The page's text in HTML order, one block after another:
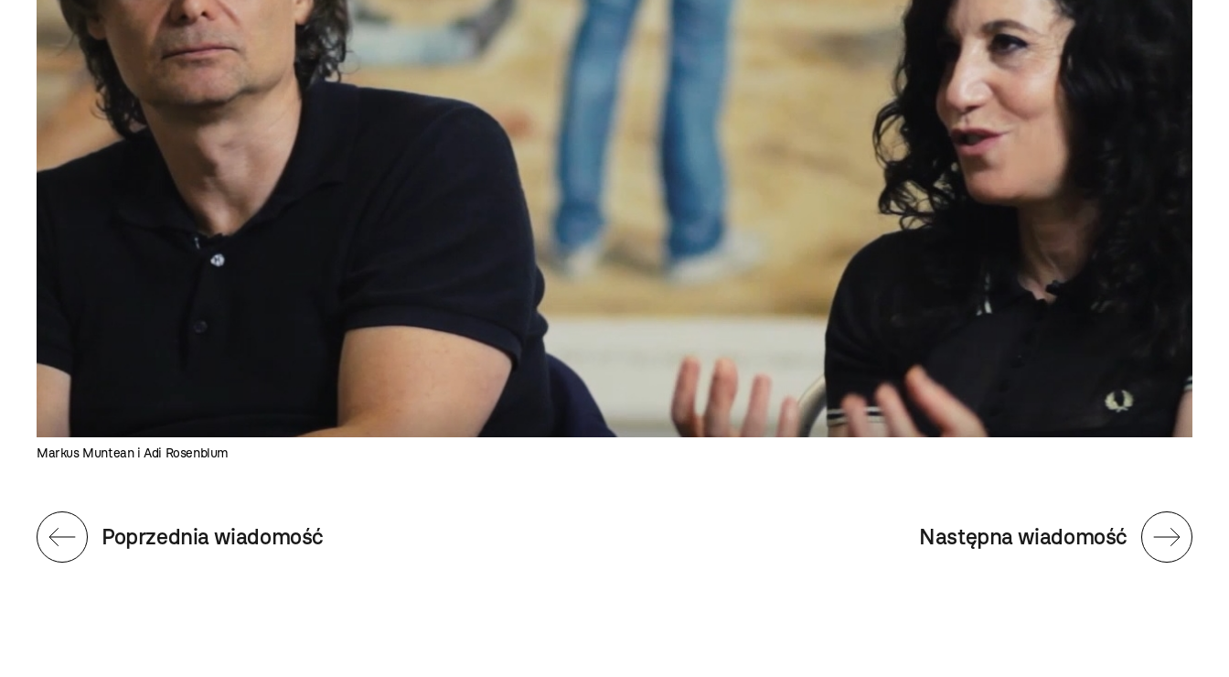
Markus Muntean i Adi Rosenblum
Następna wiadomość
Poprzednia wiadomość